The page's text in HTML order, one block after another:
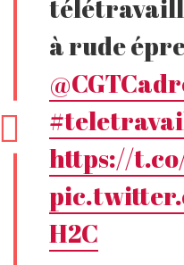
à rude
https://
H2C